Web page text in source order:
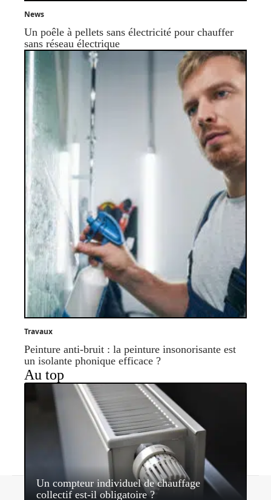
News
Un poêle à pellets sans électricité pour chauffer
sans réseau électrique
Travaux
Peinture anti-bruit : la peinture insonorisante est
un isolante phonique efficace ?
Au top
Un compteur individuel de chauffage
collectif est-il obligatoire ?
Contact Mentions légales Sitemap